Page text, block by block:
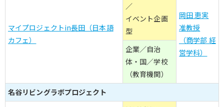
マイプロジェクトin長田（日本語
カフェ）
／
イベント企画
型
岡田 恵実
准教授
（商学部 経
営学科）
企業／自治
体・国／学校
（教育機関）
名谷リビングラボプロジェクト